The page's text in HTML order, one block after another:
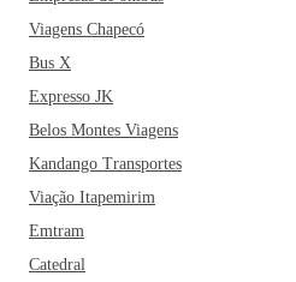
Viagens Chapecó
Bus X
Expresso JK
Belos Montes Viagens
Kandango Transportes
Viação Itapemirim
Emtram
Catedral